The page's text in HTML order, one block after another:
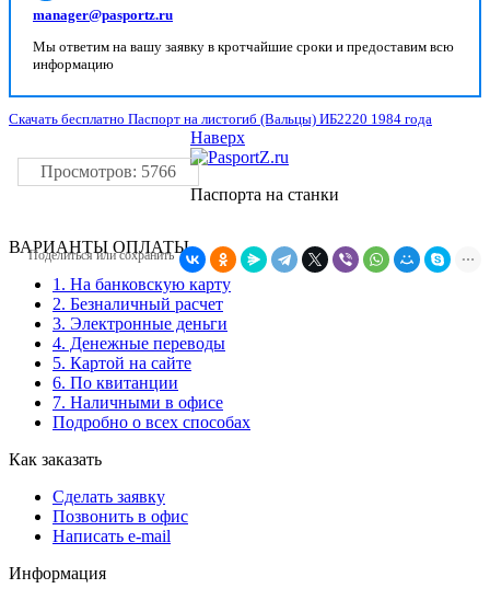
manager@pasportz.ru
Мы ответим на вашу заявку в кротчайшие сроки и предоставим всю
информацию
Скачать бесплатно Паспорт на листогиб (Вальцы) ИБ2220 1984 года
Просмотров: 5766
Поделиться или сохранить
ВАРИАНТЫ ОПЛАТЫ
1. На банковскую карту
2. Безналичный расчет
3. Электронные деньги
4. Денежные переводы
5. Картой на сайте
6. По квитанции
7. Наличными в офисе
Подробно о всех способах
Как заказать
Сделать заявку
Позвонить в офис
Написать e-mail
Информация
Наверх
Паспорта на станки